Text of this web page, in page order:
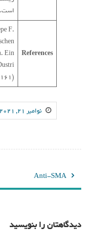
است.
References
F.
Ein
نوامبر 21, 2021
راهبری
نوشته
Anti-SMA
دیدگاهتان را بنویسید